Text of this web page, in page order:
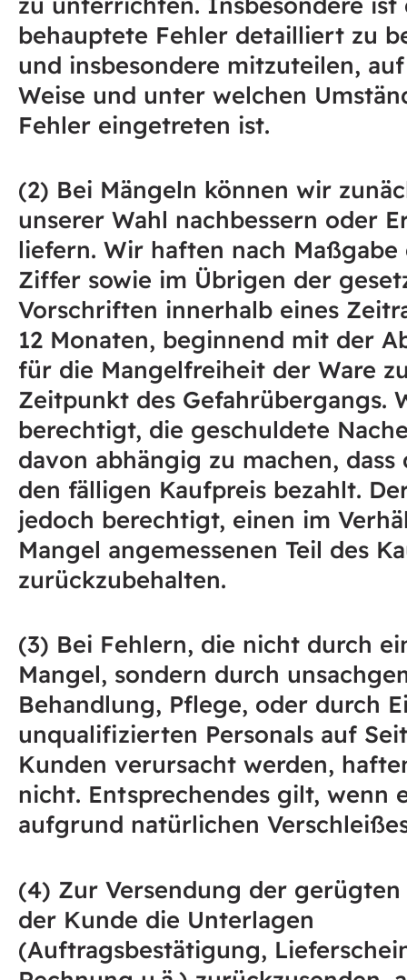
behauptete Fehler detailliert zu
und insbesondere mitzuteilen,
Weise und unter welchen
Fehler eingetreten ist.
(2) Bei Mängeln können wir
unserer Wahl nachbessern oder
liefern. Wir haften nach Maßgabe
Ziffer sowie im Übrigen der
Vorschriften innerhalb eines
12 Monaten, beginnend mit der
für die Mangelfreiheit der Ware
Zeitpunkt des Gefahrübergangs.
berechtigt, die geschuldete
davon abhängig zu machen, dass
den fälligen Kaufpreis bezahlt.
jedoch berechtigt, einen im
Mangel angemessenen Teil des
zurückzubehalten.
(3) Bei Fehlern, die nicht durch
Mangel, sondern durch
Behandlung, Pflege, oder durch
unqualifizierten Personals auf
Kunden verursacht werden,
nicht. Entsprechendes gilt, wenn
aufgrund natürlichen
(4) Zur Versendung der gerügten
der Kunde die Unterlagen
(Auftragsbestätigung,